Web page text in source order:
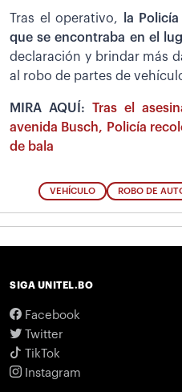
Tras el operativo, la
que se encontraba en el
declaración y brindar más
al robo de partes de
MIRA AQUÍ: Tras el
avenida Busch, Policía
de bala
VEHÍCULO ROBO DE
SIGA UNITEL.BO
Facebook
Twitter
TikTok
Instagram